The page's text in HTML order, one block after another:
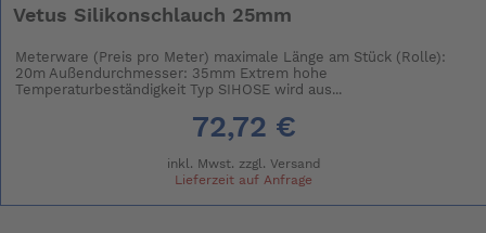
Vetus Silikonschlauch 25mm
Meterware (Preis pro Meter) maximale Länge am Stück (Rolle):
20m Außendurchmesser: 35mm Extrem hohe
Temperaturbeständigkeit Typ SIHOSE wird aus...
72,72 €
inkl. Mwst. zzgl. Versand
Lieferzeit auf Anfrage